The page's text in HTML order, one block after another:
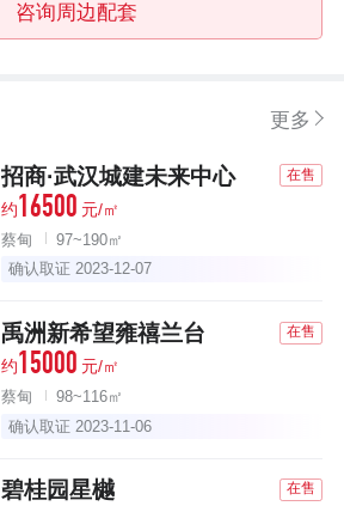
咨询周边配套
更多
招商·武汉城建未来中心 在售
约16500 元/㎡
蔡甸
97~190㎡
确认取证 2023-12-07
禹洲新希望雍禧兰台 在售
约15000 元/㎡
蔡甸
98~116㎡
确认取证 2023-11-06
碧桂园星樾 在售